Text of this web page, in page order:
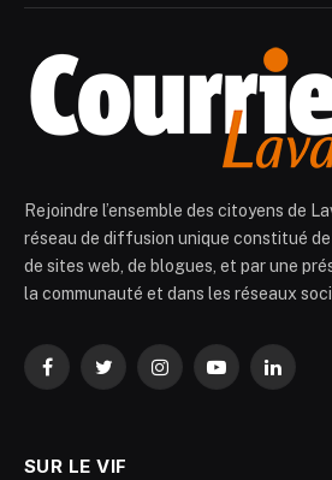
Rejoindre l’ensemble des citoyens de
réseau de diffusion unique constitué de
de sites web, de blogues, et par une
la communauté et dans les réseaux
FacebookTwitterInstagramYouTubeLinkedIn
SUR LE VIF